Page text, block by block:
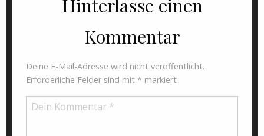
Hinterlasse einen
Kommentar
Deine E-Mail-Adresse wird nicht veröffentlicht.
Erforderliche Felder sind mit * markiert